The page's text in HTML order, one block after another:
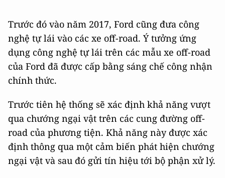
Trước đó vào năm 2017, Ford cũng đưa công
nghệ tự lái vào các xe off-road. Ý tưởng ứng
dụng công nghệ tự lái trên các mẫu xe off-road
của Ford đã được cấp bằng sáng chế công nhận
chính thức.
Trước tiên hệ thống sẽ xác định khả năng vượt
qua chướng ngại vật trên các cung đường off-
road của phương tiện. Khả năng này được xác
định thông qua một cảm biến phát hiện chướng
ngại vật và sau đó gửi tín hiệu tới bộ phận xử lý.